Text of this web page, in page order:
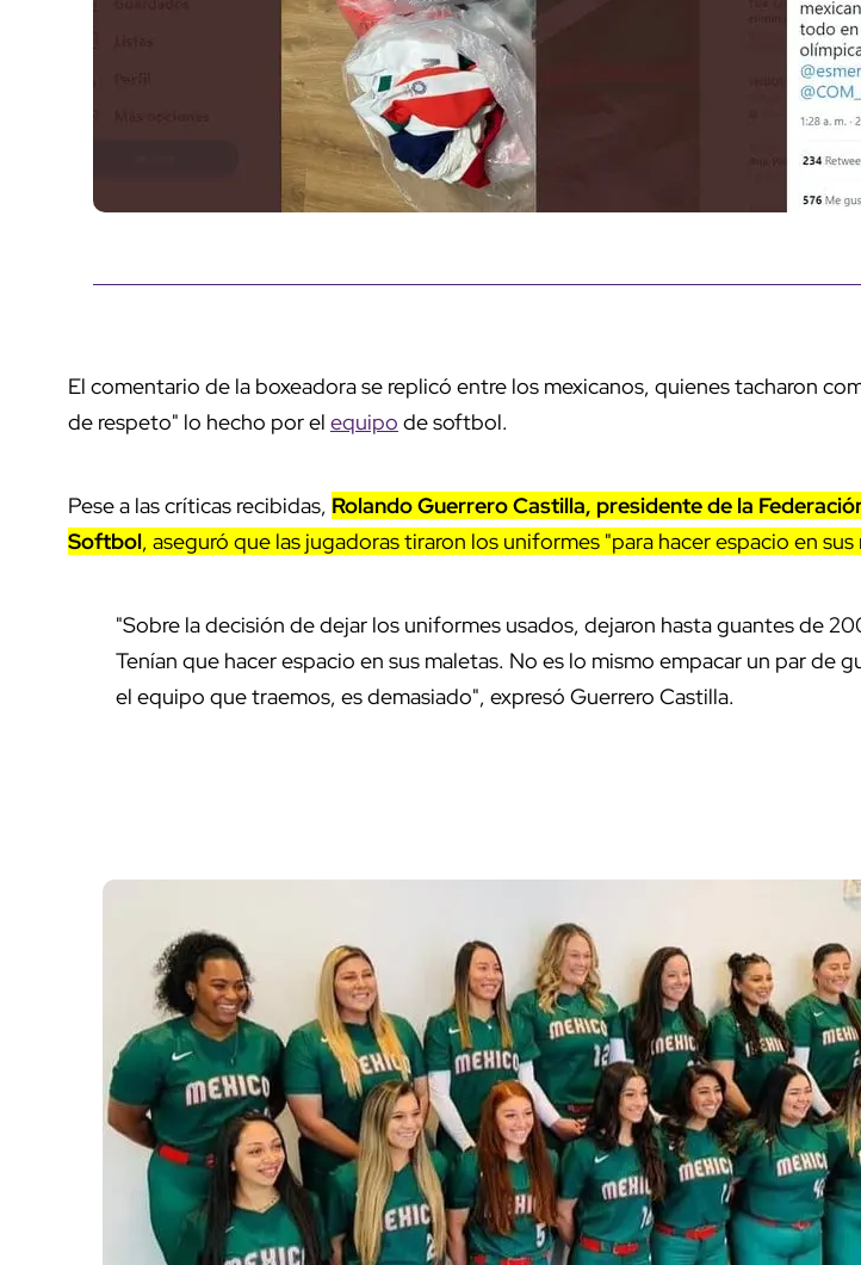
El comentario de la boxeadora se replicó entre los mexicanos, quienes tacharon
de respeto" lo hecho por el equipo de softbol.
Pese a las críticas recibidas, Rolando Guerrero Castilla, presidente de la
Softbol, aseguró que las jugadoras tiraron los uniformes "para hacer espacio en sus
"Sobre la decisión de dejar los uniformes usados, dejaron hasta guantes de
Tenían que hacer espacio en sus maletas. No es lo mismo empacar un par de
el equipo que traemos, es demasiado", expresó Guerrero Castilla.